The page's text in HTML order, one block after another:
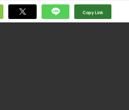
Copy Link